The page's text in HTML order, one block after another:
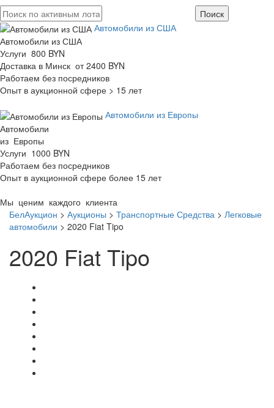
Автомобили из США
Автомобили из США
Услуги 800 BYN
Доставка в Минск от 2400 BYN
Работаем без посредников
Опыт в аукционной сфере > 15 лет
Автомобили из Европы
Автомобили
из Европы
Услуги 1000 BYN
Работаем без посредников
Опыт в аукционной сфере более 15 лет
Мы ценим каждого клиента
БелАукцион > Аукционы > Транспортные Средства > Легковые
автомобили > 2020 Fiat Tipo
2020 Fiat Tipo